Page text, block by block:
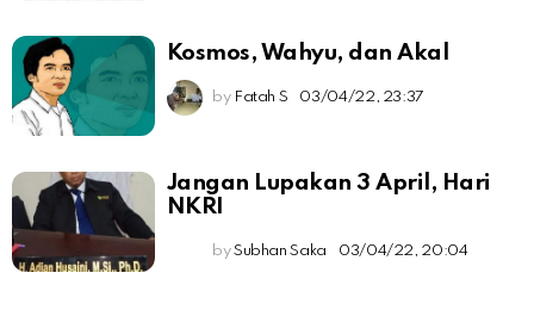
Kosmos, Wahyu, dan Akal
by Fatah S 03/04/22, 23:37
Jangan Lupakan 3 April, Hari
NKRI
by Subhan Saka 03/04/22, 20:04